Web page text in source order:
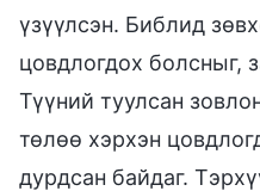
үзүүлсэн. Библид
цовдлогдох болсныг,
Түүний туулсан
төлөө хэрхэн
дурдсан байдаг.